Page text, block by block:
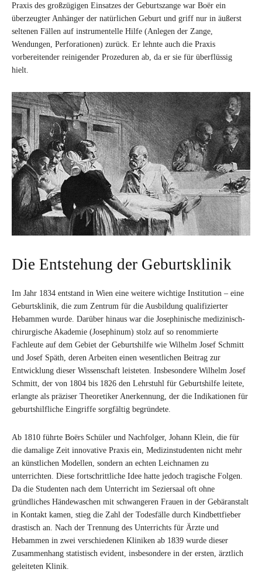
Praxis des großzügigen Einsatzes der Geburtszange war Boër ein
überzeugter Anhänger der natürlichen Geburt und griff nur in äußerst
seltenen Fällen auf instrumentelle Hilfe (Anlegen der Zange,
Wendungen, Perforationen) zurück. Er lehnte auch die Praxis
vorbereitender reinigender Prozeduren ab, da er sie für überflüssig
hielt.
Die Entstehung der Geburtsklinik
Im Jahr 1834 entstand in Wien eine weitere wichtige Institution – eine
Geburtsklinik, die zum Zentrum für die Ausbildung qualifizierter
Hebammen wurde. Darüber hinaus war die Josephinische medizinisch-
chirurgische Akademie (Josephinum) stolz auf so renommierte
Fachleute auf dem Gebiet der Geburtshilfe wie Wilhelm Josef Schmitt
und Josef Späth, deren Arbeiten einen wesentlichen Beitrag zur
Entwicklung dieser Wissenschaft leisteten. Insbesondere Wilhelm Josef
Schmitt, der von 1804 bis 1826 den Lehrstuhl für Geburtshilfe leitete,
erlangte als präziser Theoretiker Anerkennung, der die Indikationen für
geburtshilfliche Eingriffe sorgfältig begründete.
Ab 1810 führte Boërs Schüler und Nachfolger, Johann Klein, die für
die damalige Zeit innovative Praxis ein, Medizinstudenten nicht mehr
an künstlichen Modellen, sondern an echten Leichnamen zu
unterrichten. Diese fortschrittliche Idee hatte jedoch tragische Folgen.
Da die Studenten nach dem Unterricht im Seziersaal oft ohne
gründliches Händewaschen mit schwangeren Frauen in der Gebäranstalt
in Kontakt kamen, stieg die Zahl der Todesfälle durch Kindbettfieber
drastisch an. Nach der Trennung des Unterrichts für Ärzte und
Hebammen in zwei verschiedenen Kliniken ab 1839 wurde dieser
Zusammenhang statistisch evident, insbesondere in der ersten, ärztlich
geleiteten Klinik.